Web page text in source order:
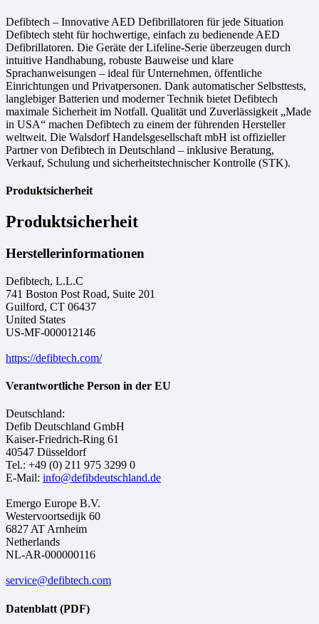
Defibtech – Innovative AED Defibrillatoren für jede Situation
Defibtech steht für hochwertige, einfach zu bedienende AED
Defibrillatoren. Die Geräte der Lifeline-Serie überzeugen durch
intuitive Handhabung, robuste Bauweise und klare
Sprachanweisungen – ideal für Unternehmen, öffentliche
Einrichtungen und Privatpersonen. Dank automatischer Selbsttests,
langlebiger Batterien und moderner Technik bietet Defibtech
maximale Sicherheit im Notfall. Qualität und Zuverlässigkeit „Made
in USA“ machen Defibtech zu einem der führenden Hersteller
weltweit. Die Walsdorf Handelsgesellschaft mbH ist offizieller
Partner von Defibtech in Deutschland – inklusive Beratung,
Verkauf, Schulung und sicherheitstechnischer Kontrolle (STK).
Produktsicherheit
Produktsicherheit
Herstellerinformationen
Defibtech, L.L.C
741 Boston Post Road, Suite 201
Guilford, CT 06437
United States
US-MF-000012146
https://defibtech.com/
Verantwortliche Person in der EU
Deutschland:
Defib Deutschland GmbH
Kaiser-Friedrich-Ring 61
40547 Düsseldorf
Tel.: +49 (0) 211 975 3299 0
E-Mail: info@defibdeutschland.de
Emergo Europe B.V.
Westervoortsedijk 60
6827 AT Arnheim
Netherlands
NL-AR-000000116
service@defibtech.com
Datenblatt (PDF)